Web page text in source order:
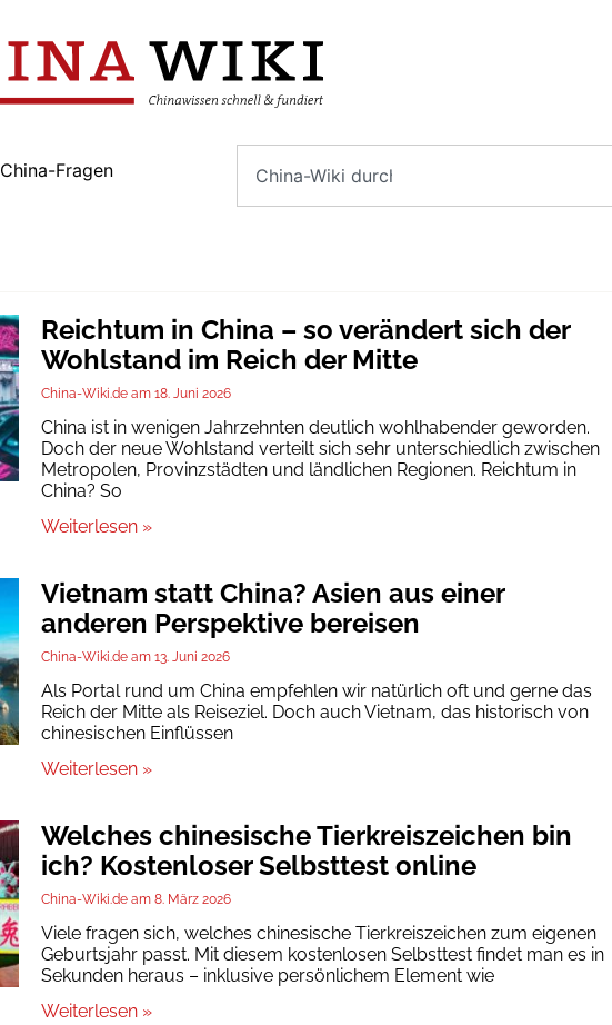
China-Fragen
Reichtum in China – so verändert sich der
Wohlstand im Reich der Mitte
China-Wiki.de 18. Juni 2026
China ist in wenigen Jahrzehnten deutlich wohlhabender geworden.
Doch der neue Wohlstand verteilt sich sehr unterschiedlich zwischen
Metropolen, Provinzstädten und ländlichen Regionen. Reichtum in
China? So
Weiterlesen »
Vietnam statt China? Asien aus einer
anderen Perspektive bereisen
China-Wiki.de 13. Juni 2026
Als Portal rund um China empfehlen wir natürlich oft und gerne das
Reich der Mitte als Reiseziel. Doch auch Vietnam, das historisch von
chinesischen Einflüssen
Weiterlesen »
Welches chinesische Tierkreiszeichen bin
ich? Kostenloser Selbsttest online
China-Wiki.de 8. März 2026
Viele fragen sich, welches chinesische Tierkreiszeichen zum eigenen
Geburtsjahr passt. Mit diesem kostenlosen Selbsttest findet man es in
Sekunden heraus – inklusive persönlichem Element wie
Weiterlesen »